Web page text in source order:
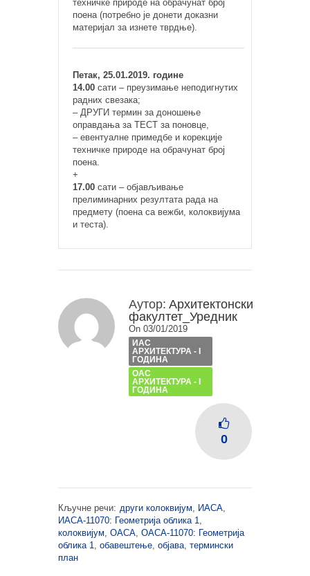
техничке природе на обрачунат број
поена (потребно је донети доказни
материјал за изнете тврдње).
Петак, 25.01.2019. године
14.00 сати – преузимање неподигнутих
радних свезака;
– ДРУГИ термин за доношење
оправдања за ТЕСТ за поновце,
– евентуалне примедбе и корекције
техничке природе на обрачунат број
поена.
+
17.00 сати – објављивање
прелиминарних резултата рада на
предмету (поена са вежби, колоквијума
и теста).
Аутор: Архитектонски
факултет_Уредник
On 03/01/2019
ИАС
АРХИТЕКТУРА - I
ГОДИНА
ОАС
АРХИТЕКТУРА - I
ГОДИНА
0
Кључне речи: други колоквијум, ИАСА,
ИАСА-11070: Геометрија облика 1,
колоквијум, ОАСА, ОАСА-11070: Геометрија
облика 1, обавештење, објава, термински
план